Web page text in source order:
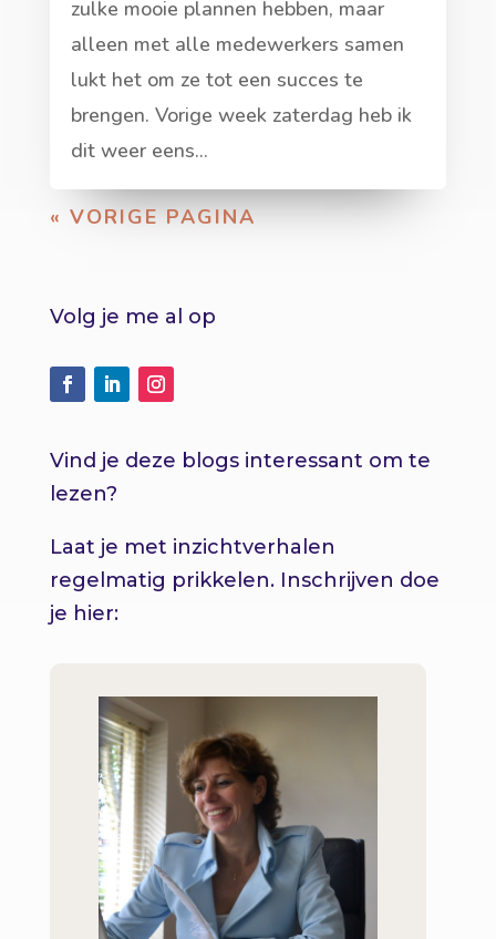
zulke mooie plannen hebben, maar
alleen met alle medewerkers samen
lukt het om ze tot een succes te
brengen. Vorige week zaterdag heb ik
dit weer eens...
« VORIGE PAGINA
Volg je me al op
Vind je deze blogs interessant om te
lezen?
Laat je met inzichtverhalen
regelmatig prikkelen. Inschrijven doe
je hier: